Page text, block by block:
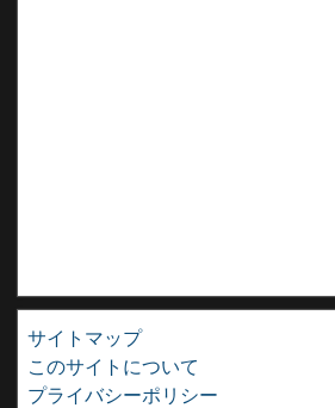
サイトマップ
このサイトについて
プライバシーポリシー